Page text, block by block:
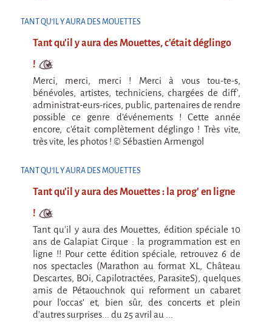
L'âne & la carotte
Les maîtres du désordre
L'essaim - Projet participatif autour de la
Brise de la Pastille
Mad in Finland
Préviens les autres
Sans-culotte
Sans-Culotte
En création
Espèce d'idiot
Il va pleuvoir
Il va pleuvoir
HIKI
HIKI
TANT QU'IL Y AURA DES MOUETTES
Tant qu'il y aura des Mouettes, c'était déglingo
!
Merci, merci, merci ! Merci à vous tou-te-s,
bénévoles, artistes, techniciens, chargées de diff',
administrat-eurs-rices, public, partenaires de rendre
possible ce genre d'événements ! Cette année
encore, c'était complètement déglingo ! Très vite,
très vite, les photos ! © Sébastien Armengol
TANT QU'IL Y AURA DES MOUETTES
Tant qu'il y aura des Mouettes : la prog' en ligne
!
Tant qu'il y aura des Mouettes, édition spéciale 10
ans de Galapiat Cirque : la programmation est en
ligne !! Pour cette édition spéciale, retrouvez 6 de
nos spectacles (Marathon au format XL, Château
Descartes, BOi, Capilotractées, ParasiteS), quelques
amis de Pétaouchnok qui reforment un cabaret
pour l'occas' et, bien sûr, des concerts et plein
d'autres surprises... du 25 avril au ...